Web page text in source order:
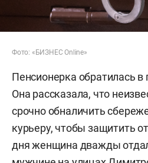
Фото: «БИЗНЕС Online»
Пенсионерка обратилась в
Она рассказала, что
срочно обналичить
курьеру, чтобы защитить
дня женщина дважды